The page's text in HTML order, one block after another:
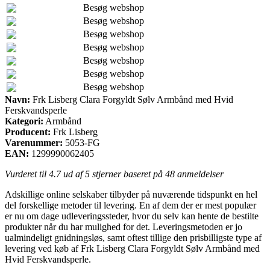
Besøg webshop
Besøg webshop
Besøg webshop
Besøg webshop
Besøg webshop
Besøg webshop
Besøg webshop
Navn: Frk Lisberg Clara Forgyldt Sølv Armbånd med Hvid
Ferskvandsperle
Kategori: Armbånd
Producent: Frk Lisberg
Varenummer: 5053-FG
EAN: 1299990062405
Vurderet til 4.7ud af 5 stjerner baseret på 48 anmeldelser
Adskillige online selskaber tilbyder på nuværende tidspunkt en hel
del forskellige metoder til levering. En af dem der er mest populær
er nu om dage udleveringssteder, hvor du selv kan hente de bestilte
produkter når du har mulighed for det. Leveringsmetoden er jo
ualmindeligt gnidningsløs, samt oftest tillige den prisbilligste type af
levering ved køb af Frk Lisberg Clara Forgyldt Sølv Armbånd med
Hvid Ferskvandsperle.